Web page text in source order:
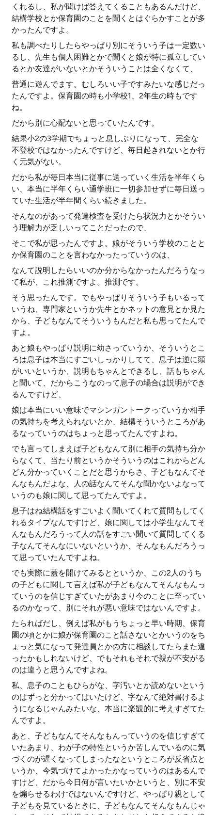
くれるし、私が聞けば答えてくることもあるんだけど、
結構学校とか保育園のことを聞くとはぐらかすことが多
かったんですよ。
私も調べたりしたらやっぱり別にそういう子は一定数い
るし、先生も個人困難とかで聞くと娘が特に孤立してい
るとか友達がいないとかそういうことは全くなくて、
普通に遊んでます。むしろいい子ですみたいな感じだっ
たんですよ。保育園の時も小学校1、2年生の時もです
ね。
だから別に心配ないと思っていたんです。
結果小2の3学期でちょっと息しぶりになって、完全な
不登校ではなかったんですけど、毎日起きれないとか行
く元気がない。
だから私が毎日本当に従事に送っていく生活を半年くら
い、本当に半年くらい通学班に一切参加せずに毎日送っ
ていた生活が半年間くらい続きました。
そんなのがあって発達検査を受けたら状況力とかそうい
う理解力が乏しいってことだったので、
そこで私が思ったんですよ。娘がそういう学校のことと
か保育園のことを言わなかったっていうのは、
なんて説明したらいいのか分からなかったんだろうなっ
て私が、これ推測ですよ。推測です。
そう思ったんです。でもやっぱりそういう子もいるって
いうね、専門家というか先生とかネットの意見とか見た
から、子どもなんてそういうもんだと私も思ってたんで
すよ。
あと娘もやっぱり説明に幼さっていうか、そういうとこ
ろは息子は本当にすごいしっかりしてて、息子は逆に頭
がいいというか、説明もちゃんとできるし、話もちゃん
と聞いて、だからこうなのって息子の場合は説明ができ
るんですけど、
娘は本当にいい意味でマシンガントークっていうか相手
の気持ちを考えられないとか、結構そういうところがあ
るなっていうのはちょっと思ってたんですよね。
でも言ってしまえば子どもなんて別に相手の気持ち分か
らなくて、当たり前というかそういうのはこれからどん
どん分かっていくことだと思うからさ、子どもなんてそ
んなもんだよな、人の話なんてそんな聞かないよなって
いうのも娘に関して思ってたんですよ。
息子はね結構話をすごいよく聞いてくれて質問もしてく
れるタイプなんですけど、娘に関しては小学生なんてそ
んなもんだろうって人の話をすごい聞いて質問してくる
子なんてそんなにいないというか、そんなもんだろうっ
て思っていたんですよね。
でも実際に蓋を開けてみるとというか、この2人のうち
の子どもに関して言えば私が子どもなんてそんなもんっ
ていうのを信じすぎていたがあまり今のことに至ってい
るのかなって、別にそれが悪い意味ではないんですよ。
たらればだし、例えば私がもうちょっと早い時期、保育
園の頃とかに娘が保育園のこと話さないとかいうのをち
ょっと気になって発達員とかの方に相談してたらまた違
ったかもしれないけど、でもそれもそれで親が不安がる
のは違うと思うんですよね。
私、息子のこともひらがな、字汚いとか読めないという
のはずっと分かってはいたけど、字なんて絶対書けるよ
うになるじゃんみたいな、本当に楽観的に考えすぎてた
んですよ。
あと、子どもなんてそんなもんっていうのを信じすぎて
いたあまり、わが子の特性というか苦しんでいるのに気
づくのが遅くなってしまったなというところが反省点と
いうか、今気づけてよかったかなっていうのはあるんで
すけど、だから今日何が言いたいかというと、別に不安
を煽らせるわけではないんですけど、やっぱり親として
子どもを見ているときに、子どもなんてそんなもんじゃ